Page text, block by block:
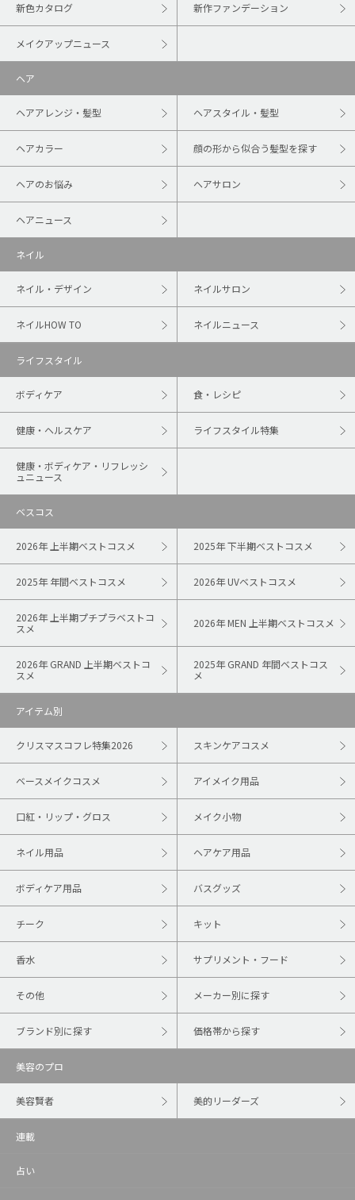
新色カタログ 新作ファンデーション
メイクアップニュース
ヘア
ヘアアレンジ・髪型 ヘアスタイル・髪型
ヘアカラー 顔の形から似合う髪型を探す
ヘアのお悩み ヘアサロン
ヘアニュース
ネイル
ネイル・デザイン ネイルサロン
ネイルHOW TO ネイルニュース
ライフスタイル
ボディケア 食・レシピ
健康・ヘルスケア ライフスタイル特集
健康・ボディケア・リフレッシ
ュニュース
ベスコス
2026年 上半期ベストコスメ 2025年 下半期ベストコスメ
2025年 年間ベストコスメ 2026年 UVベストコスメ
2026年 上半期プチプラベストコ
スメ
2026年 MEN 上半期ベストコスメ
2026年 GRAND 上半期ベストコ
スメ
2025年 GRAND 年間ベストコス
メ
アイテム別
クリスマスコフレ特集2026 スキンケアコスメ
ベースメイクコスメ アイメイク用品
口紅・リップ・グロス メイク小物
ネイル用品 ヘアケア用品
ボディケア用品 バスグッズ
チーク キット
香水 サプリメント・フード
その他 メーカー別に探す
ブランド別に探す 価格帯から探す
美容のプロ
美容賢者 美的リーダーズ
連載
占い